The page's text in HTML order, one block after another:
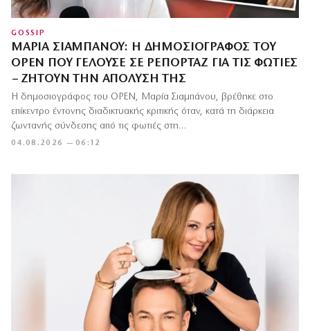
GOSSIP
ΜΑΡΊΑ ΣΙΑΜΠΆΝΟΥ: Η ΔΗΜΟΣΙΟΓΡΆΦΟΣ ΤΟΥ
OPEN ΠΟΥ ΓΕΛΟΎΣΕ ΣΕ ΡΕΠΟΡΤΆΖ ΓΙΑ ΤΙΣ ΦΩΤΙΈΣ
– ΖΗΤΟΎΝ ΤΗΝ ΑΠΌΛΥΣΉ ΤΗΣ
04.08.2026 — 06:12
Η δημοσιογράφος του OPEN, Μαρία Σιαμπάνου, βρέθηκε στο
επίκεντρο έντονης διαδικτυακής κριτικής όταν, κατά τη διάρκεια
ζωντανής σύνδεσης από τις φωτιές στη…